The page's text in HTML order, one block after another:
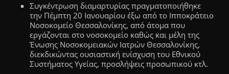
Συγκέντρωση διαμαρτυρίας πραγματοποιήθηκε
την Πέμπτη 20 Ιανουαρίου έξω από το Ιπποκράτειο
Νοσοκομείο Θεσσαλονίκης, από άτομα που
εργάζονται στο νοσοκομείο καθώς και μέλη της
Ένωσης Νοσοκομειακών Ιατρών Θεσσαλονίκης,
διεκδικώντας ουσιαστική ενίσχυση του Εθνικού
Συστήματος Υγείας, προσλήψεις προσωπικού κτλ.